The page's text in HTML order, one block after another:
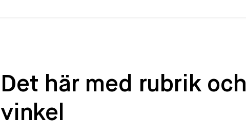
Det här med rubrik och
vinkel